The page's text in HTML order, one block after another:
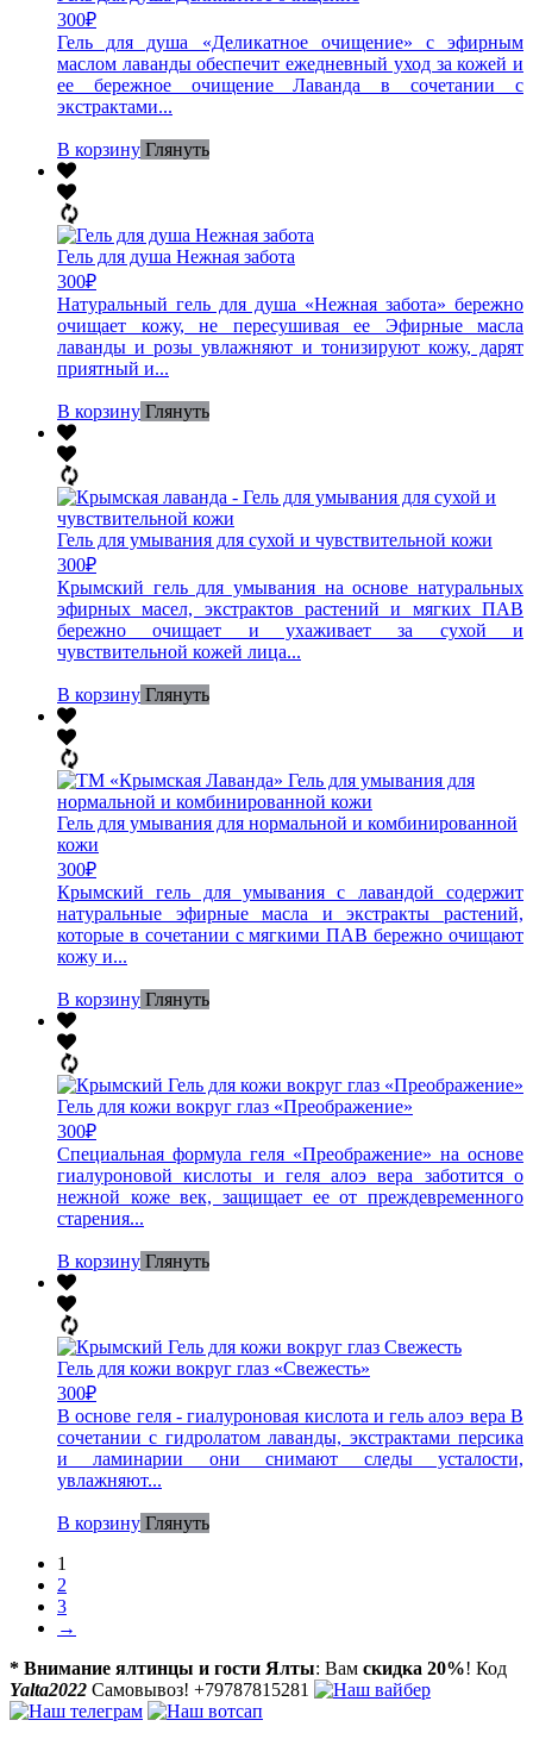
300₽
Гель для душа «Деликатное очищение» с эфирным
маслом лаванды обеспечит ежедневный уход за кожей и
ее бережное очищение Лаванда в сочетании с
экстрактами...
В корзину Глянуть
Гель для душа Нежная забота
300₽
Натуральный гель для душа «Нежная забота» бережно
очищает кожу, не пересушивая ее Эфирные масла
лаванды и розы увлажняют и тонизируют кожу, дарят
приятный и...
В корзину Глянуть
Гель для умывания для сухой и чувствительной кожи
300₽
Крымский гель для умывания на основе натуральных
эфирных масел, экстрактов растений и мягких ПАВ
бережно очищает и ухаживает за сухой и
чувствительной кожей лица...
В корзину Глянуть
Гель для умывания для нормальной и комбинированной
кожи
300₽
Крымский гель для умывания с лавандой содержит
натуральные эфирные масла и экстракты растений,
которые в сочетании с мягкими ПАВ бережно очищают
кожу и...
В корзину Глянуть
Гель для кожи вокруг глаз «Преображение»
300₽
Специальная формула геля «Преображение» на основе
гиалуроновой кислоты и геля алоэ вера заботится о
нежной коже век, защищает ее от преждевременного
старения...
В корзину Глянуть
Гель для кожи вокруг глаз «Свежесть»
300₽
В основе геля - гиалуроновая кислота и гель алоэ вера В
сочетании с гидролатом лаванды, экстрактами персика
и ламинарии они снимают следы усталости,
увлажняют...
В корзину Глянуть
1
2
3
→
* Внимание ялтинцы и гости Ялты: Вам скидка 20%! Код
Yalta2022 Самовывоз! +79787815281